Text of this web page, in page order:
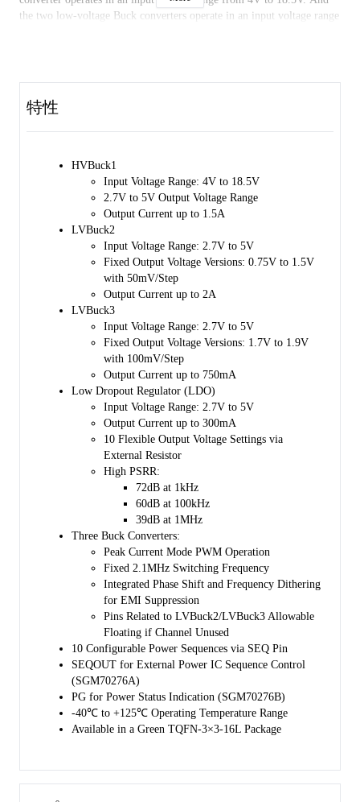
the two low-voltage Buck converters operate in an input voltage range
特性
HVBuck1
Input Voltage Range: 4V to 18.5V
2.7V to 5V Output Voltage Range
Output Current up to 1.5A
LVBuck2
Input Voltage Range: 2.7V to 5V
Fixed Output Voltage Versions: 0.75V to 1.5V
with 50mV/Step
Output Current up to 2A
LVBuck3
Input Voltage Range: 2.7V to 5V
Fixed Output Voltage Versions: 1.7V to 1.9V
with 100mV/Step
Output Current up to 750mA
Low Dropout Regulator (LDO)
Input Voltage Range: 2.7V to 5V
Output Current up to 300mA
10 Flexible Output Voltage Settings via
External Resistor
High PSRR:
72dB at 1kHz
60dB at 100kHz
39dB at 1MHz
Three Buck Converters:
Peak Current Mode PWM Operation
Fixed 2.1MHz Switching Frequency
Integrated Phase Shift and Frequency Dithering
for EMI Suppression
Pins Related to LVBuck2/LVBuck3 Allowable
Floating if Channel Unused
10 Configurable Power Sequences via SEQ Pin
SEQOUT for External Power IC Sequence Control
(SGM70276A)
PG for Power Status Indication (SGM70276B)
-40℃ to +125℃ Operating Temperature Range
Available in a Green TQFN-3×3-16L Package